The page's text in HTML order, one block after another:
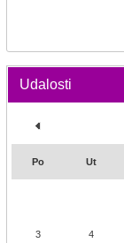
Udalosti
Po Ut
3 4